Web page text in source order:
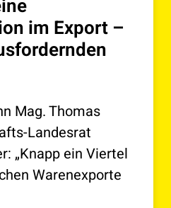
im Export –
Mag. Thomas
Landesrat
„Knapp ein Viertel
Warenexporte